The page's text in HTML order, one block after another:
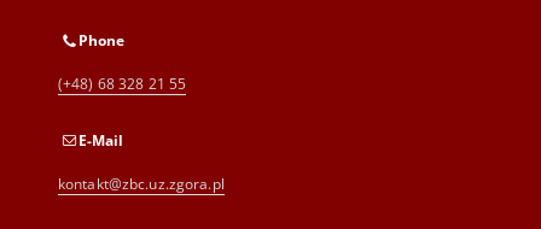
Phone
(+48) 68 328 21 55
E-Mail
kontakt@zbc.uz.zgora.pl